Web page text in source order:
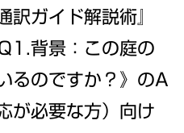
訳ガイド解説術』
背景：この庭の
るのですか？》のA
が必要な方）向け